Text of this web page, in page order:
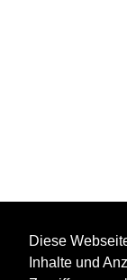
Diese
Inhalte und